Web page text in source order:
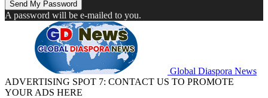
A password will be e-mailed to you.
Global Diaspora News
ADVERTISING SPOT 7: CONTACT US TO PROMOTE
YOUR ADS HERE